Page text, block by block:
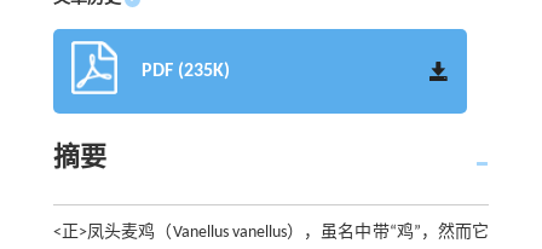
PDF (235K)
摘要
<正>凤头麦鸡（Vanellus vanellus），虽名中带“鸡”，然而它